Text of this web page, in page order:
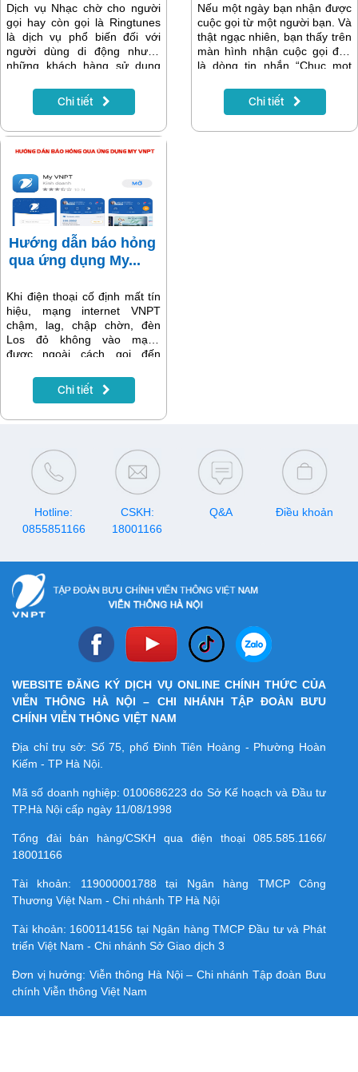
Dịch vụ Nhạc chờ cho người
gọi hay còn gọi là Ringtunes
là dịch vụ phổ biến đối với
người dùng di động nhưng
những khách hàng sử dụng
bối rối và cần có thêm thông
tin. Bài viết dưới đây sẽ giúp
cách cài nhạc chờ cho thuê
bao VinaPhone một cách đơn
tiện nhất.
Chi tiết
Nếu một ngày bạn nhận được
cuộc gọi từ một người bạn. Và
thật ngạc nhiên, bạn thấy trên
màn hình nhận cuộc gọi đến
là dòng tin nhắn “Chuc mot
không nào? Để sở hữu một tin
nhắn cuộc gọi như vậy hãy
Chi tiết
Hướng dẫn báo hỏng
qua ứng dụng My...
Khi điện thoại cố định mất tín
hiệu, mạng internet VNPT
chậm, lag, chập chờn, đèn
Los đỏ không vào mạng
được...ngoài cách gọi đến
để báo hỏng, khách hàng
cũng có thể lựa chọn cách
chờ đợi.
Chi tiết
Hotline:
0855851166
CSKH:
18001166
Q&A Điều khoản
WEBSITE ĐĂNG KÝ DỊCH VỤ ONLINE CHÍNH THỨC CỦA
VIỄN THÔNG HÀ NỘI – CHI NHÁNH TẬP ĐOÀN BƯU
CHÍNH VIỄN THÔNG VIỆT NAM
Địa chỉ trụ sở: Số 75, phố Đinh Tiên Hoàng - Phường Hoàn
Kiếm - TP Hà Nội.
Mã số doanh nghiệp:0100686223 do Sở Kế hoạch và Đầu tư
TP.Hà Nội cấp ngày 11/08/1998
Tổng đài bán hàng/CSKH qua điện thoại 085.585.1166/
18001166
Tài khoản: 119000001788 tại Ngân hàng TMCP Công
Thương Việt Nam - Chi nhánh TP Hà Nội
Tài khoản: 1600114156 tại Ngân hàng TMCP Ðầu tư và Phát
triển Việt Nam - Chi nhánh Sở Giao dịch 3
Đơn vị hưởng: Viễn thông Hà Nội – Chi nhánh Tập đoàn Bưu
chính Viễn thông Việt Nam